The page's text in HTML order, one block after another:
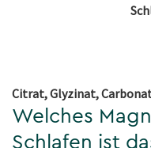
Citrat, Glyzinat,
Welches
Schlafen ist